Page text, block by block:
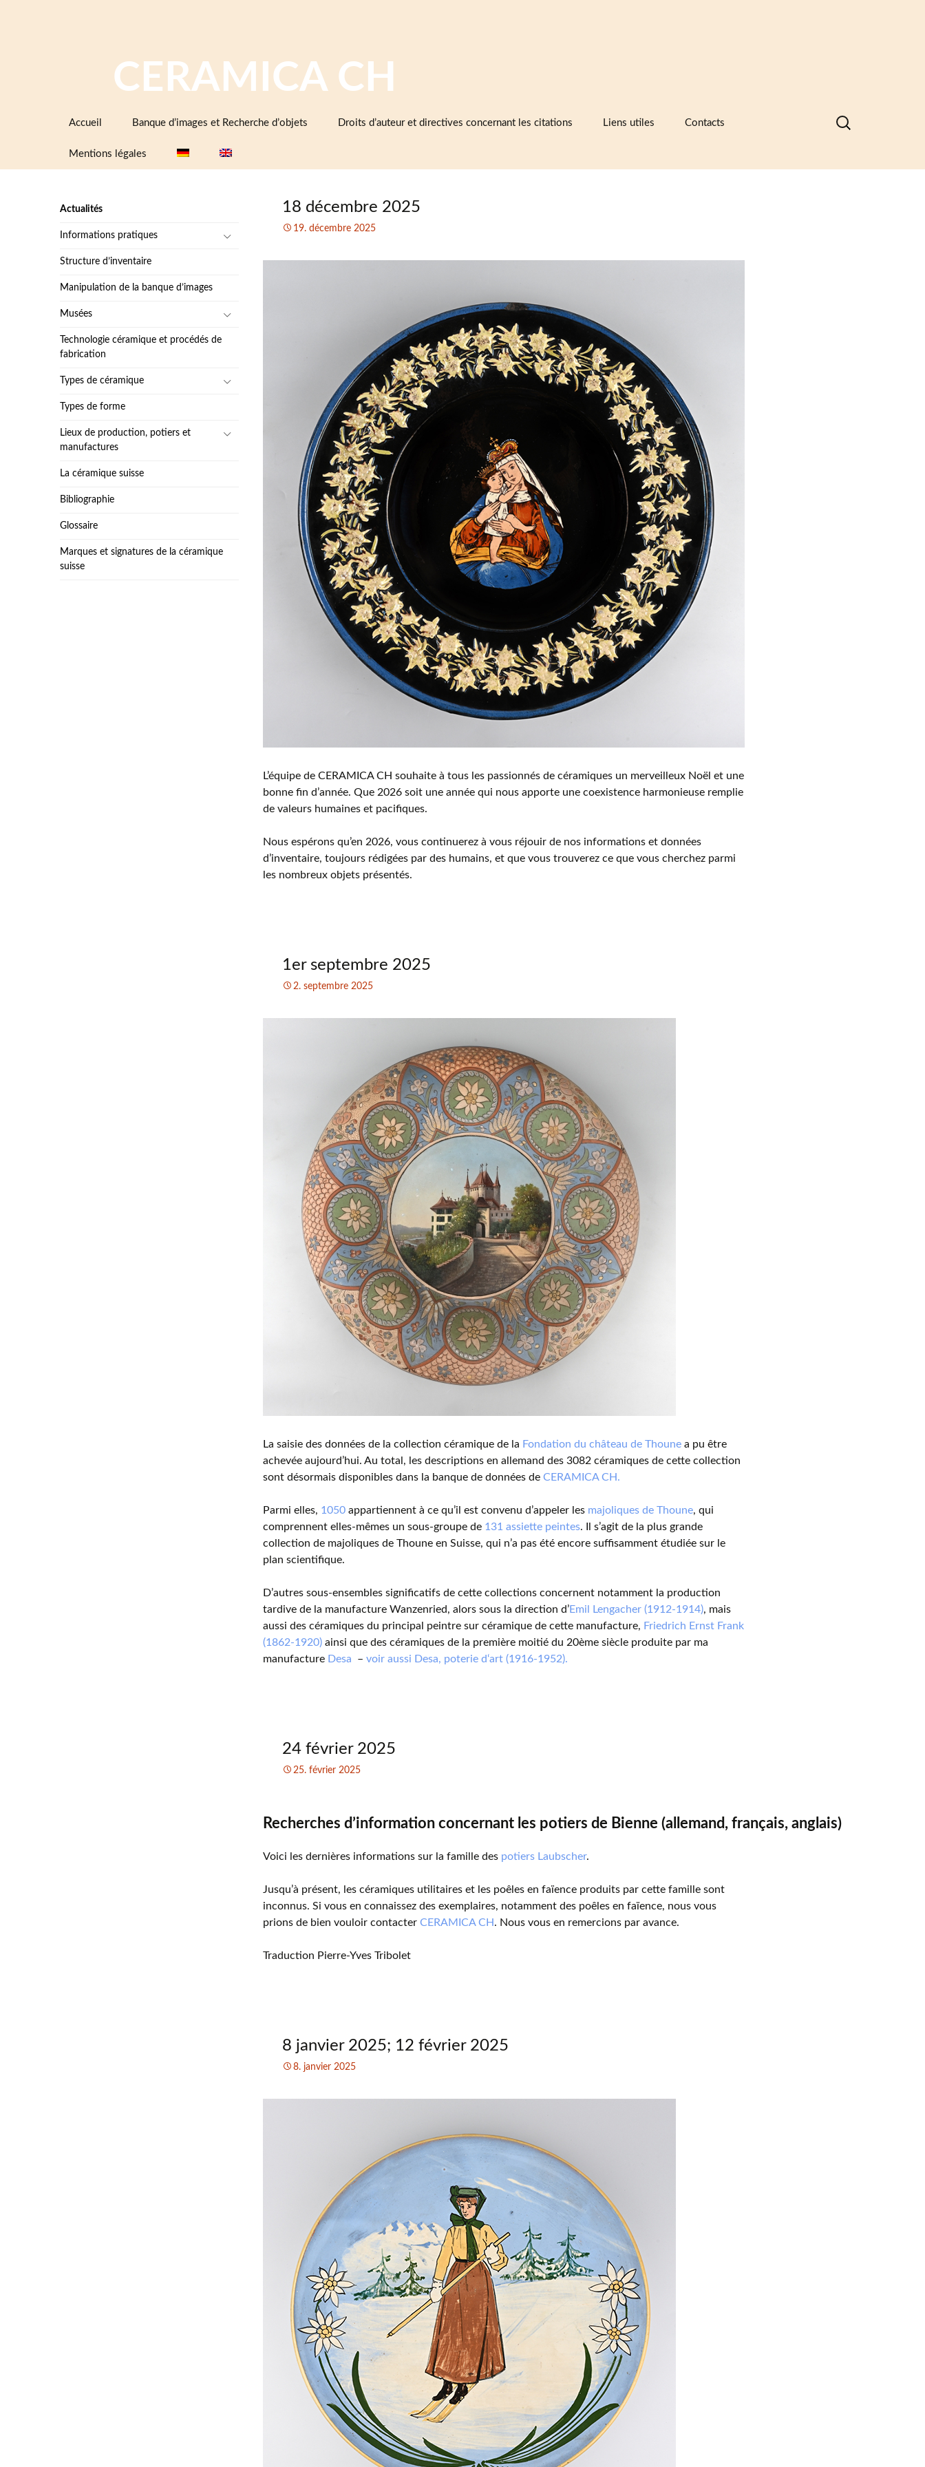
CERAMICA CH
contenu
Accueil Banque d’images et Recherche d’objets Droits d’auteur et directives concernant les citations Liens utiles
Musées et institutions en Suisse (y
compris les partenaires du projet)
Contacts
Mentions légales
Rechercher :
18 décembre 2025
19. décembre 2025
L’équipe de CERAMICA CH souhaite à tous les passionnés de céramiques un merveilleux Noël et une
bonne fin d’année. Que 2026 soit une année qui nous apporte une coexistence harmonieuse remplie
de valeurs humaines et pacifiques.
Nous espérons qu’en 2026, vous continuerez à vous réjouir de nos informations et données
d’inventaire, toujours rédigées par des humains, et que vous trouverez ce que vous cherchez parmi
les nombreux objets présentés.
1er septembre 2025
2. septembre 2025
La saisie des données de la collection céramique de la Fondation du château de Thoune a pu être
achevée aujourd’hui. Au total, les descriptions en allemand des 3082 céramiques de cette collection
sont désormais disponibles dans la banque de données de CERAMICA CH.
Parmi elles, 1050 appartiennent à ce qu’il est convenu d’appeler les majoliques de Thoune, qui
comprennent elles-mêmes un sous-groupe de 131 assiette peintes. Il s’agit de la plus grande
collection de majoliques de Thoune en Suisse, qui n’a pas été encore suffisamment étudiée sur le
plan scientifique.
D’autres sous-ensembles significatifs de cette collections concernent notamment la production
tardive de la manufacture Wanzenried, alors sous la direction d’Emil Lengacher (1912-1914), mais
aussi des céramiques du principal peintre sur céramique de cette manufacture, Friedrich Ernst Frank
(1862-1920) ainsi que des céramiques de la première moitié du 20ème siècle produite par ma
manufacture Desa – voir aussi Desa, poterie d‘art (1916-1952).
24 février 2025
25. février 2025
Recherches d’information concernant les potiers de Bienne (allemand, français, anglais)
Voici les dernières informations sur la famille des potiers Laubscher.
Jusqu’à présent, les céramiques utilitaires et les poêles en faïence produits par cette famille sont
inconnus. Si vous en connaissez des exemplaires, notamment des poêles en faïence, nous vous
prions de bien vouloir contacter CERAMICA CH. Nous vous en remercions par avance.
Traduction Pierre-Yves Tribolet
8 janvier 2025; 12 février 2025
8. janvier 2025
Actualités
Informations pratiques
Structure d’inventaire
Manipulation de la banque d’images
Musées
Technologie céramique et procédés de
fabrication
Types de céramique
Types de forme
Lieux de production, potiers et
manufactures
La céramique suisse
Bibliographie
Glossaire
Marques et signatures de la céramique
suisse